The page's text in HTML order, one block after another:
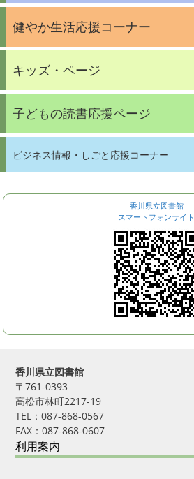
健やか生活応援コーナー
キッズ・ページ
子どもの読書応援ページ
ビジネス情報・しごと応援コーナー
香川県立図書館
スマートフォンサイト
香川県立図書館
〒761-0393
高松市林町2217-19
TEL：087-868-0567
FAX：087-868-0607
利用案内